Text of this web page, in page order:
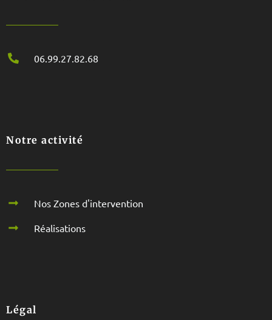
06.99.27.82.68
Notre activité
Nos Zones d'intervention
Réalisations
Légal